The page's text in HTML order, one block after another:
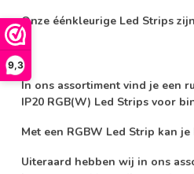
9,3
Onze éénkleurige Led Strips
In ons assortiment vind je een
IP20 RGB(W) Led Strips voor
Met een RGBW Led Strip kan
Uiteraard hebben wij in ons